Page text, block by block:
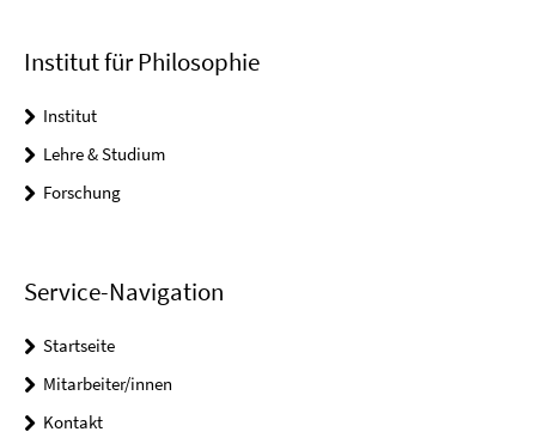
Institut für Philosophie
Institut
Lehre & Studium
Forschung
Service-Navigation
Startseite
Mitarbeiter/innen
Kontakt